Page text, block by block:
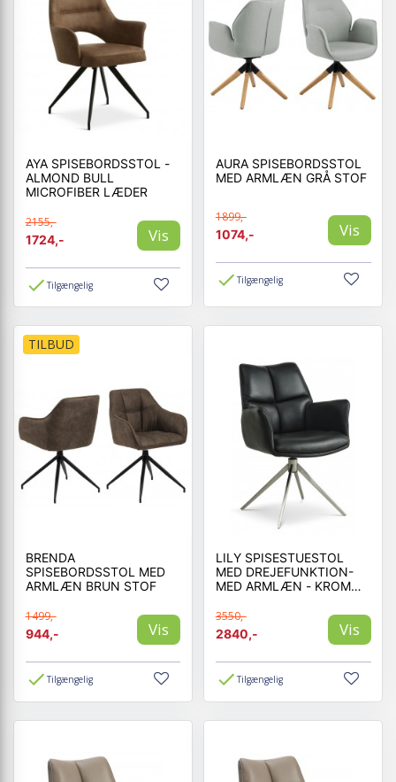
AYA SPISEBORDSSTOL -
ALMOND BULL
MICROFIBER LÆDER
2155,-
1724,-
Vis
Tilgængelig
AURA SPISEBORDSSTOL
MED ARMLÆN GRÅ STOF
1899,-
1074,-
Vis
Tilgængelig
TILBUD
BRENDA
SPISEBORDSSTOL MED
ARMLÆN BRUN STOF
1499,-
944,-
Vis
Tilgængelig
LILY SPISESTUESTOL
MED DREJEFUNKTION-
MED ARMLÆN - KROM
3550,-
2840,-
Vis
Tilgængelig